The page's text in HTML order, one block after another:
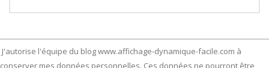
J'autorise l'équipe du blog www.affichage-dynamique-facile.com à
conserver mes données personnelles. Ces données ne pourront être